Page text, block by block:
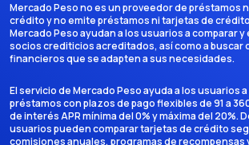
Mercado Peso no es un proveedor de préstamos
crédito y no emite préstamos ni tarjetas de
Mercado Peso ayudan a los usuarios a comparar
socios crediticios acreditados, así como a buscar
financieros que se adapten a sus necesidades.
El servicio de Mercado Peso ayuda a los usuarios
préstamos con plazos de pago flexibles de 91 a
de interés APR mínima del 0% y máxima del 20%.
usuarios pueden comparar tarjetas de crédito
comisiones anuales, programas de